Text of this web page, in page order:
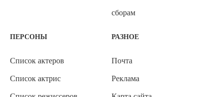
сборам
ПЕРСОНЫ
Список актеров
Список актрис
РАЗНОЕ
Почта
Реклама